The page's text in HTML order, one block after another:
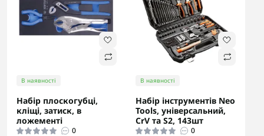
В наявності
Набір плоскогубці,
кліщі, затиск, в
ложементі
0
В наявності
Набір інструментів Neo
Tools, універсальний,
CrV та S2, 143шт
0